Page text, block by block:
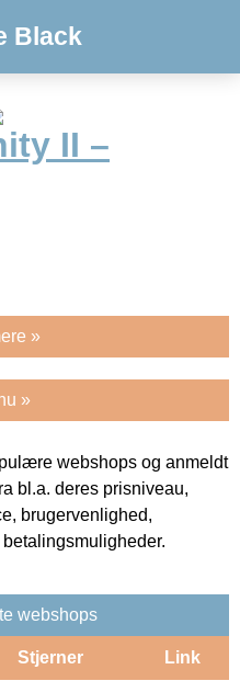
Black
II –
»
»
webshops og anmeldt
bl.a. deres prisniveau,
brugervenlighed,
webshops
Stjerner Link